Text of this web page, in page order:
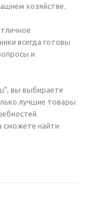
хозяйстве.
всегда готовы
и
вы выбираете
лучшие товары
сможете найти